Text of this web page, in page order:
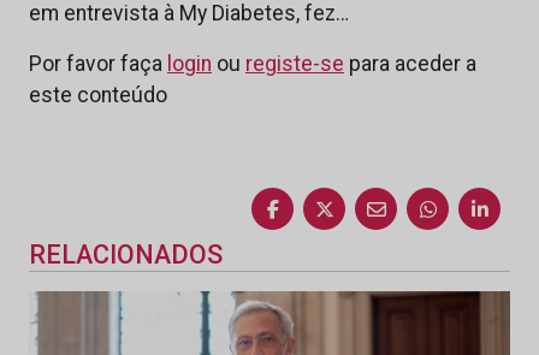
em entrevista à My Diabetes, fez…
Por favor faça login ou registe-se para aceder a
este conteúdo
RELACIONADOS